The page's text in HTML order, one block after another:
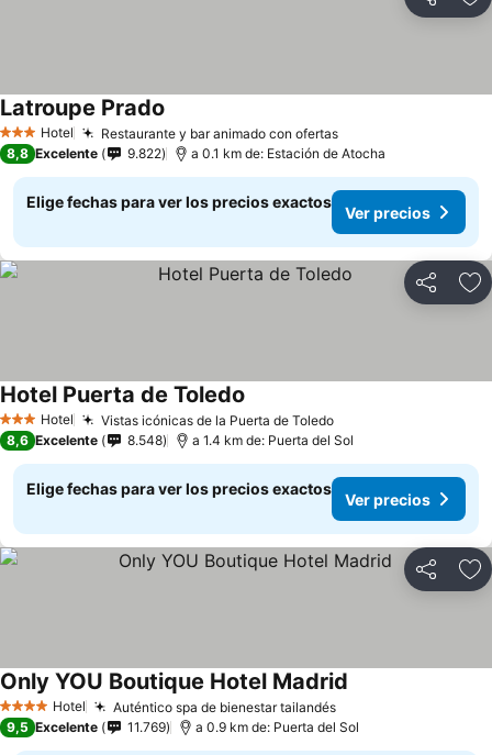
Compartir
3 Estrellas
Hotel Restaurante y bar animado con ofertasVer precios
Latroupe Prado
8,8 Excelente 9.822 a 0.1 km de: Estación de Atocha
Elige fechas para ver los precios exactos
Ver precios
Compartir
3 Estrellas
Hotel Vistas icónicas de la Puerta de ToledoVer precios
Hotel Puerta de Toledo
8,6 Excelente 8.548 a 1.4 km de: Puerta del Sol
Elige fechas para ver los precios exactos
Ver precios
Compartir
4 EstrellasHotel Auténtico spa de bienestar tailandésVer precios
Only YOU Boutique Hotel Madrid
9,5 Excelente 11.769 a 0.9 km de: Puerta del Sol